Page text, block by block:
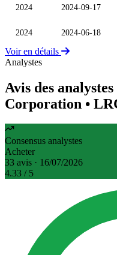
2024 2024-09-17
2024 2024-06-18
Voir en détails
Analystes
Avis des
Corporation •
Consensus analystes
Acheter
33 avis · 16/07/2026
4.33 / 5